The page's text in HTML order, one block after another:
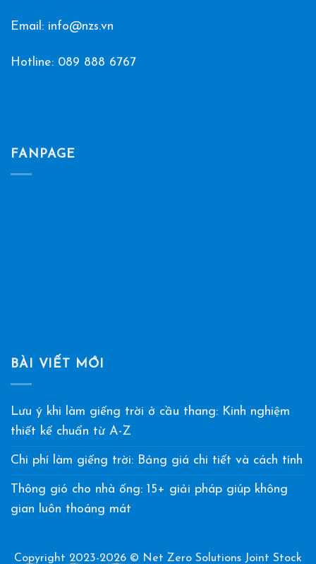
Email: info@nzs.vn
Hotline: 089 888 6767
FANPAGE
BÀI VIẾT MỚI
Lưu ý khi làm giếng trời ở cầu thang: Kinh nghiệm
thiết kế chuẩn từ A-Z
Chi phí làm giếng trời: Bảng giá chi tiết và cách tính
Thông gió cho nhà ống: 15+ giải pháp giúp không
gian luôn thoáng mát
Copyright 2023-2026 © Net Zero Solutions Joint Stock